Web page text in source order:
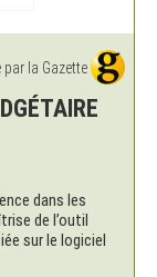
la Gazette
dans les
de l’outil
sur le logiciel